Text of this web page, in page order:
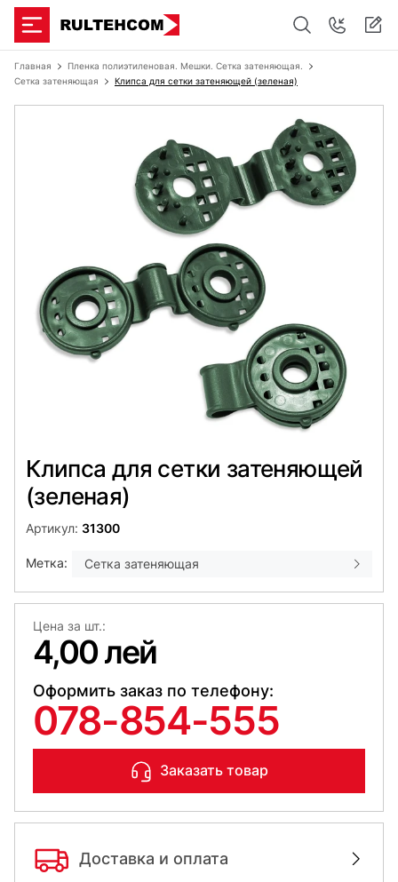
Главная
Пленка полиэтиленовая. Мешки. Сетка затеняющая.
Сетка затеняющая
Клипса для сетки затеняющей (зеленая)
Клипса для сетки затеняющей
(зеленая)
Артикул: 31300
Метка: Сетка затеняющая
Цена за шт.:
4,00 лей
Оформить заказ по телефону:
078-854-555
Заказать товар
Доставка и оплата